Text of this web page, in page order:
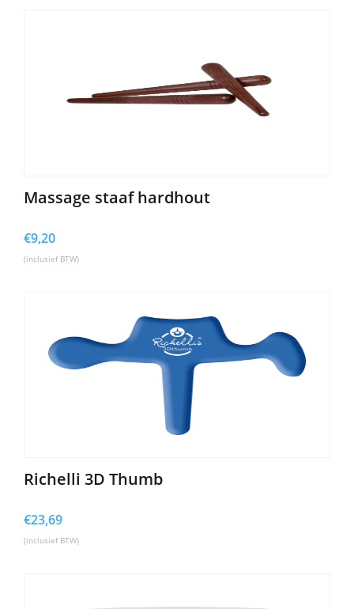
Massage staaf hardhout
€9,20
(inclusief BTW)
Richelli 3D Thumb
€23,69
(inclusief BTW)